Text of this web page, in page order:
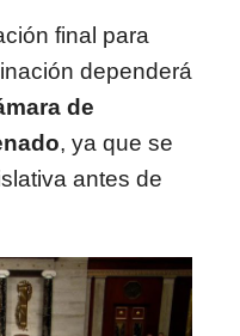
final para
dependerá
de
, ya que se
antes de